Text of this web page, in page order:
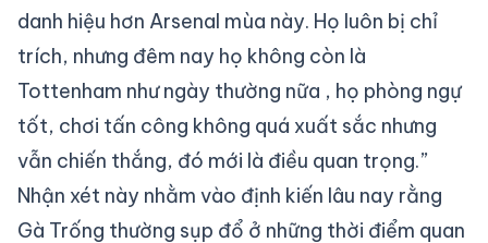
danh hiệu hơn Arsenal mùa này. Họ luôn bị chỉ
trích, nhưng đêm nay họ không còn là
Tottenham như ngày thường nữa , họ phòng ngự
tốt, chơi tấn công không quá xuất sắc nhưng
vẫn chiến thắng, đó mới là điều quan trọng.”
Nhận xét này nhằm vào định kiến lâu nay rằng
Gà Trống thường sụp đổ ở những thời điểm quan